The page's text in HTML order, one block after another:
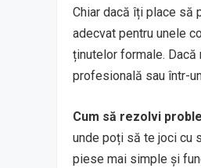
Chiar dacă îți place să
adecvat pentru unele
ținutelor formale.
profesională sau într-
Cum să rezolvi
unde poți să te joci cu
piese mai simple și